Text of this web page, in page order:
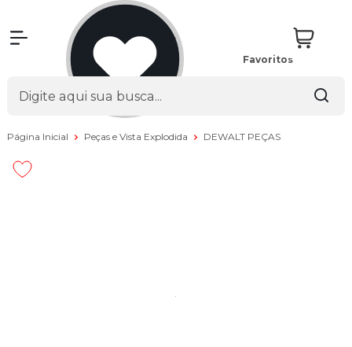
Favoritos
Página Inicial Peças e Vista Explodida DEWALT PEÇAS